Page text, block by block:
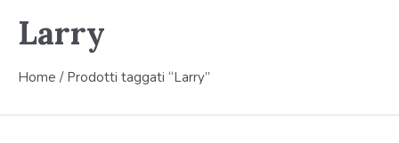
Larry
Home / Prodotti taggati “Larry”